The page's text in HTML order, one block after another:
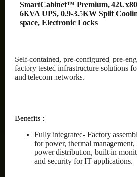
SmartCabinet™ Premium,
6KVA UPS, 0.9-3.5KW Split
space, Electronic Locks
Self-contained, pre-configured, pre-
factory tested infrastructure solutions
and telecom networks.
Benefits :
Fully integrated- Factory
for power, thermal management,
power distribution, built-in
and security for IT applications.